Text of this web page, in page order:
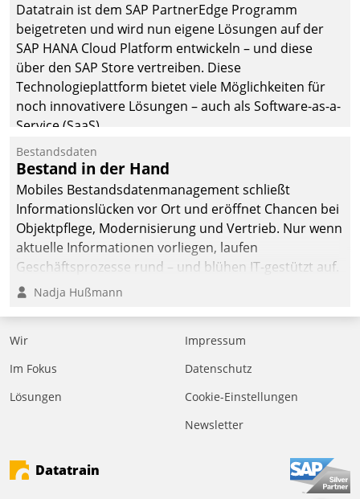
Datatrain ist dem SAP PartnerEdge Programm
beigetreten und wird nun eigene Lösungen auf der
SAP HANA Cloud Platform entwickeln – und diese
über den SAP Store vertreiben. Diese
Technologieplattform bietet viele Möglichkeiten für
noch innovativere Lösungen – auch als Software-as-a-
Service (SaaS).
Bestandsdaten
Bestand in der Hand
Mobiles Bestandsdatenmanagement schließt
Informationslücken vor Ort und eröffnet Chancen bei
Objektpflege, Modernisierung und Vertrieb. Nur wenn
aktuelle Informationen vorliegen, laufen
Geschäftsprozesse rund – und blühen IT-gestützt auf.
Nadja Hußmann
Wir
Im Fokus
Lösungen
Impressum
Datenschutz
Cookie-Einstellungen
Newsletter
Datatrain